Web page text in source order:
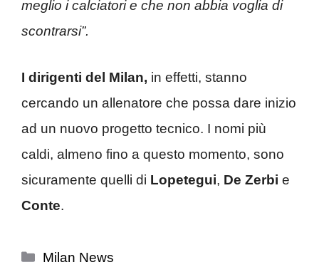
meglio i calciatori e che non abbia voglia di
scontrarsi”.
I dirigenti del Milan, in effetti, stanno
cercando un allenatore che possa dare inizio
ad un nuovo progetto tecnico. I nomi più
caldi, almeno fino a questo momento, sono
sicuramente quelli di Lopetegui, De Zerbi e
Conte.
Categorie
Milan News